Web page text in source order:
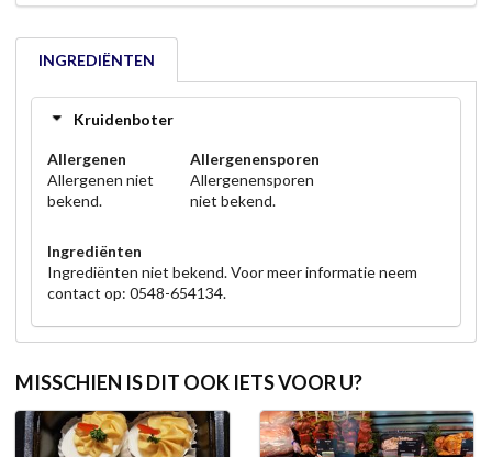
INGREDIËNTEN
Kruidenboter
Allergenen
Allergenen niet
bekend.
Allergenensporen
Allergenensporen
niet bekend.
Ingrediënten
Ingrediënten niet bekend. Voor meer informatie neem
contact op: 0548-654134.
MISSCHIEN IS DIT OOK IETS VOOR U?